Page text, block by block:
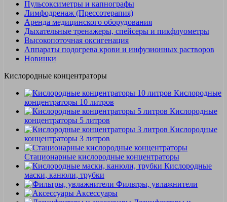
Пульсоксиметры и капнографы
Лимфодренаж (Прессотерапия)
Аренда медицинского оборудования
Дыхательные тренажеры, спейсеры и пикфлуометры
Высокопоточная оксигенация
Аппараты подогрева крови и инфузионных растворов
Новинки
Кислородные концентраторы
Кислородные
концентраторы 10 литров
Кислородные
концентраторы 5 литров
Кислородные
концентраторы 3 литров
Стационарные кислородные концентраторы
Кислородные
маски, канюли, трубки
Фильтры, увлажнители
Аксессуары